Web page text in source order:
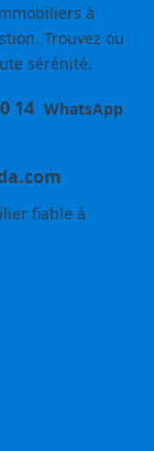
à
Trouvez ou
sérénité.
14 WhatsApp
fiable à